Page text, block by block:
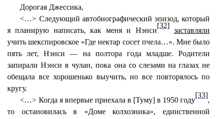
Дорогая Джессика,
<…> Следующий автобиографический эпизод, который
я планирую написать, как меня и Нэнси
[32]
заставляли
учить шекспировское «Где нектар сосет пчела…». Мне было
пять лет, Нэнси — на полтора года младше. Родители
запирали Нэнси в чулан, пока она со слезами на глазах не
обещала все хорошенько выучить, но все повторялось по
кругу.
<…> Когда я впервые приехала в [Туму] в 1950 году
[33]
,
то остановилась в «Доме колхозника», единственной